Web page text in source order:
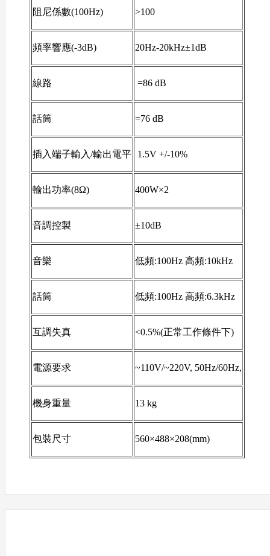
阻尼係數(100Hz) >100
頻率響應(-3dB) 20Hz-20kHz±1dB
線路 =86 dB
話筒 =76 dB
插入端子輸入/輸出電平 1.5V +/-10%
輸出功率(8Ω) 400W×2
音調控製 ±10dB
音樂 低頻:100Hz 高頻:10kHz
話筒 低頻:100Hz 高頻:6.3kHz
互調失真 <0.5%(正常工作條件下)
電源要求 ~110V/~220V, 50Hz/60Hz,
機身重量 13 kg
包裝尺寸 560×488×208(mm)